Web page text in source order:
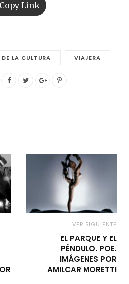
Copy Link
LA CULTURA VIAJERA
VER SIGUIENTE
EL PARQUE Y EL
PÉNDULO. POE.
IMÁGENES POR
AMILCAR MORETTI